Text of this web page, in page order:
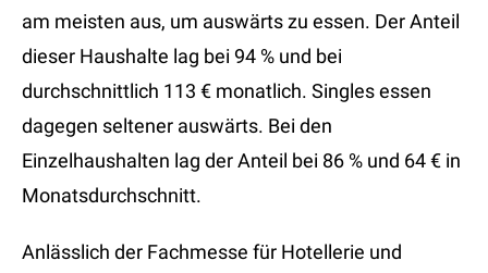
am meisten aus, um auswärts zu essen. Der Anteil
dieser Haushalte lag bei 94 % und bei
durchschnittlich 113 € monatlich. Singles essen
dagegen seltener auswärts. Bei den
Einzelhaushalten lag der Anteil bei 86 % und 64 € in
Monatsdurchschnitt.
Anlässlich der Fachmesse für Hotellerie und